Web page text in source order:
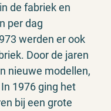
de fabriek en
per dag
werden er ook
Door de jaren
nieuwe modellen,
1976 ging het
bij een grote